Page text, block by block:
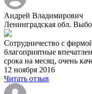
Андрей Владимирович
Ленинградская обл.
Сотрудничество с
благоприятные
срока на месяц, очень
12 ноября 2016
Читать отзыв